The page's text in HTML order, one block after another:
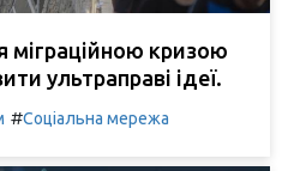
міграційною кризою
ультраправі ідеї.
#Соціальна мережа